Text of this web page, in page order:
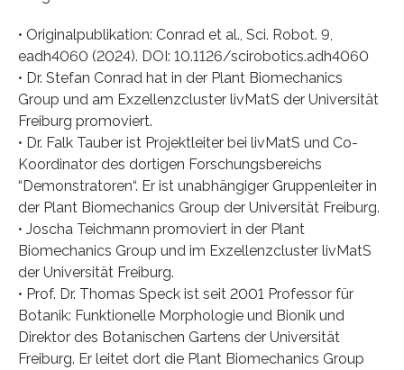
• Originalpublikation: Conrad et al., Sci. Robot. 9,
eadh4060 (2024). DOI: 10.1126/scirobotics.adh4060
• Dr. Stefan Conrad hat in der Plant Biomechanics
Group und am Exzellenzcluster livMatS der Universität
Freiburg promoviert.
• Dr. Falk Tauber ist Projektleiter bei livMatS und Co-
Koordinator des dortigen Forschungsbereichs
“Demonstratoren“. Er ist unabhängiger Gruppenleiter in
der Plant Biomechanics Group der Universität Freiburg.
• Joscha Teichmann promoviert in der Plant
Biomechanics Group und im Exzellenzcluster livMatS
der Universität Freiburg.
• Prof. Dr. Thomas Speck ist seit 2001 Professor für
Botanik: Funktionelle Morphologie und Bionik und
Direktor des Botanischen Gartens der Universität
Freiburg. Er leitet dort die Plant Biomechanics Group